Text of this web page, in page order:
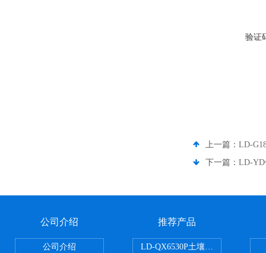
验证
上一篇： LD-
下一篇： LD-YD
公司介绍
公司介绍
推荐产品
LD-QX6530P土壤氧化还原电位检